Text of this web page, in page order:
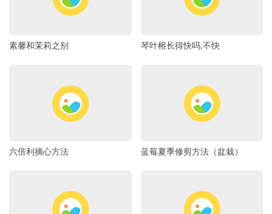
素馨和茉莉之别 琴叶榕长得快吗,不快
六倍利摘心方法 蓝莓夏季修剪方法（盆栽）